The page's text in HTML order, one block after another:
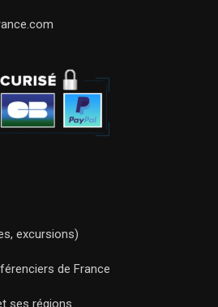
excursions)
de France
ses régions